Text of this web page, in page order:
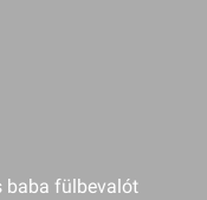
baba fülbevalót